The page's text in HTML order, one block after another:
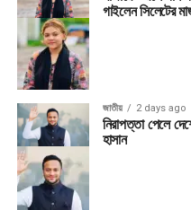
গাইলেন সিলেটের
জাতীয় 2 days ago
নিরাপত্তা পেলে
হাসান